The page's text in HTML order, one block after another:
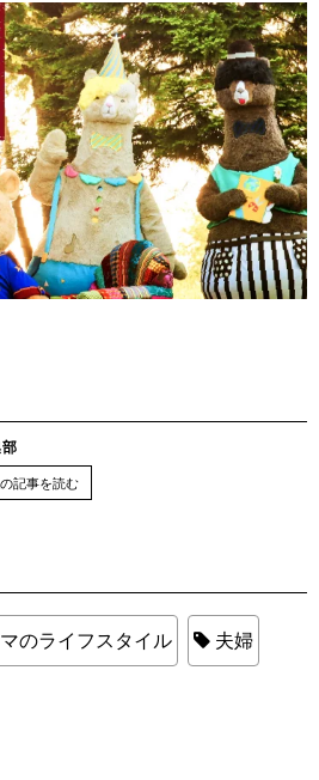
記事を読む
のライフスタイル 夫婦